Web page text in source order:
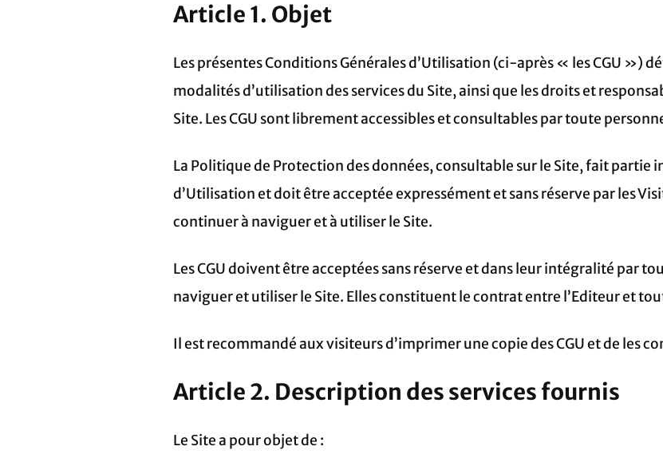
Article 1. Objet
Les présentes Conditions Générales d’Utilisation (ci-après « les CGU »)
modalités d’utilisation des services du Site, ainsi que les droits et
Site. Les CGU sont librement accessibles et consultables par toute
La Politique de Protection des données, consultable sur le Site, fait partie
d’Utilisation et doit être acceptée expressément et sans réserve par les
continuer à naviguer et à utiliser le Site.
Les CGU doivent être acceptées sans réserve et dans leur intégralité par
naviguer et utiliser le Site. Elles constituent le contrat entre l’Editeur et
Il est recommandé aux visiteurs d’imprimer une copie des CGU et de les
Article 2. Description des services fournis
Le Site a pour objet de :